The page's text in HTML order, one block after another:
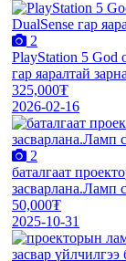
2
PlayStation 5 God
гар яаралтай зарна
325,000₮
2026-02-16
2
баталгаат
засварлана.Ламп
50,000₮
2025-10-31